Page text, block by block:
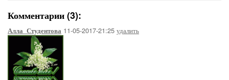
Комментарии (3):
Алла_Студентова 11-05-2017-21:25 удалить